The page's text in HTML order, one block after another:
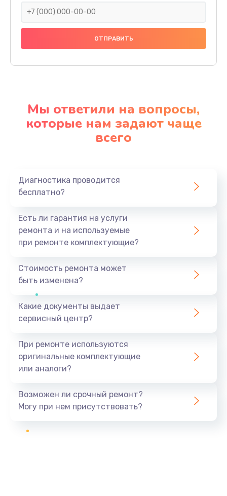
Мы ответили на вопросы,
которые нам задают чаще
всего
Диагностика проводится
бесплатно?
Есть ли гарантия на услуги
ремонта и на используемые
при ремонте комплектующие?
Стоимость ремонта может
быть изменена?
Какие документы выдает
сервисный центр?
При ремонте используются
оригинальные комплектующие
или аналоги?
Возможен ли срочный ремонт?
Могу при нем присутствовать?